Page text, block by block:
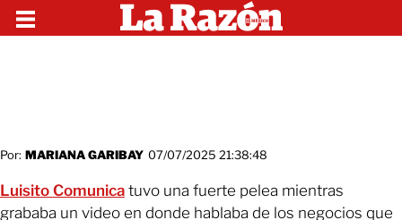
Por: MARIANA GARIBAY 07/07/2025 21:38:48
Luisito Comunica tuvo una fuerte pelea mientras
grababa un video en donde hablaba de los negocios que